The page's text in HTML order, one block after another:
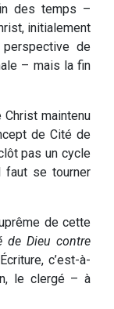
des temps –
initialement
de
– mais la fin
maintenu
de Cité de
pas un cycle
faut se tourner
de cette
de Dieu contre
c’est-à-
le clergé – à